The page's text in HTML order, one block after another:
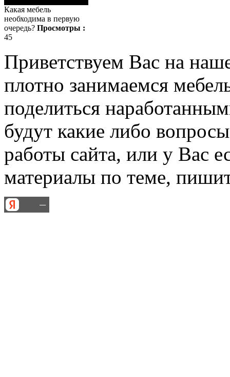
Какая мебель
необходима в первую
очередь? Просмотры :
45
Приветствуем Вас на
плотно занимаемся
поделиться
будут какие либо
работы сайта, или у Вас
материалы по теме,